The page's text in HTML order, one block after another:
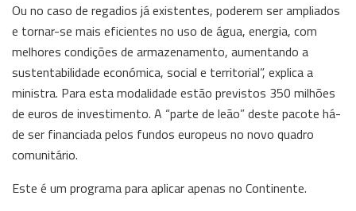
Ou no caso de regadios já existentes, poderem ser ampliados
e tornar-se mais eficientes no uso de água, energia, com
melhores condições de armazenamento, aumentando a
sustentabilidade económica, social e territorial”, explica a
ministra. Para esta modalidade estão previstos 350 milhões
de euros de investimento. A “parte de leão” deste pacote há-
de ser financiada pelos fundos europeus no novo quadro
comunitário.
Este é um programa para aplicar apenas no Continente.